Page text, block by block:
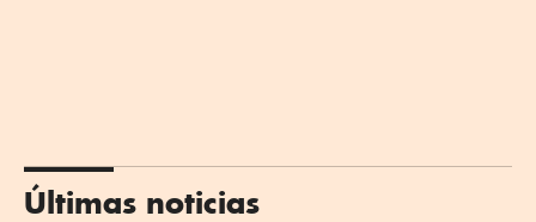
Últimas noticias